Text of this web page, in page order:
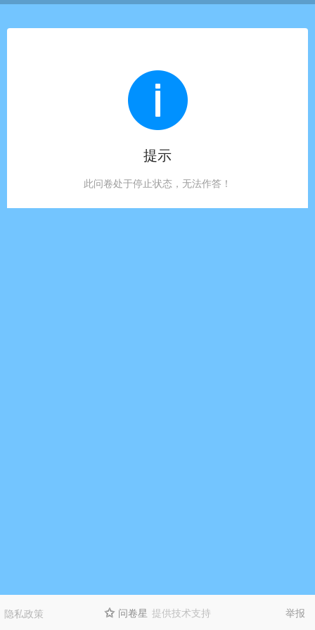
提示
此问卷处于停止状态，无法作答！
隐私政策  问卷星 提供技术支持 举报